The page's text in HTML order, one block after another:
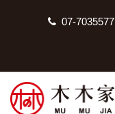
07-7035577